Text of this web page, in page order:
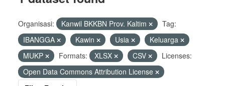
Organisasi: Kanwil BKKBN Prov. Kaltim
Tag:
IBANGGA
Kawin Usia
Keluarga
MUKP
Formats: XLSX CSV
Licenses:
Open Data Commons Attribution License